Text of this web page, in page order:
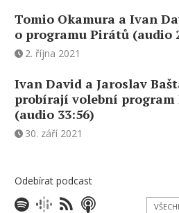
Tomio Okamura a Ivan
o programu Pirátů (audio
2. října 2021
Ivan David a Jaroslav
probírají volební program
(audio 33:56)
30. září 2021
Odebírat podcast